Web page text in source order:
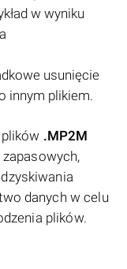
w wyniku
usunięcie
innym plikiem.
.MP2M
danych w celu
plików.